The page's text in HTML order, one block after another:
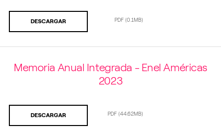
PDF (0.1MB)
DESCARGAR
Memoria Anual Integrada - Enel Américas
2023
PDF (44.62MB)
DESCARGAR